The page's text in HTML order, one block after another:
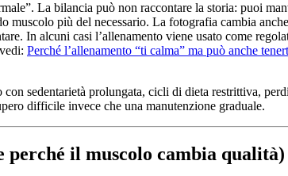
La bilancia può non raccontare la storia: puoi
più del necessario. La fotografia cambia
In alcuni casi l’allenamento viene usato come
Perché l’allenamento “ti calma” ma può anche
sedentarietà prolungata, cicli di dieta restrittiva,
difficile invece che una manutenzione graduale.
perché il muscolo cambia qualità)